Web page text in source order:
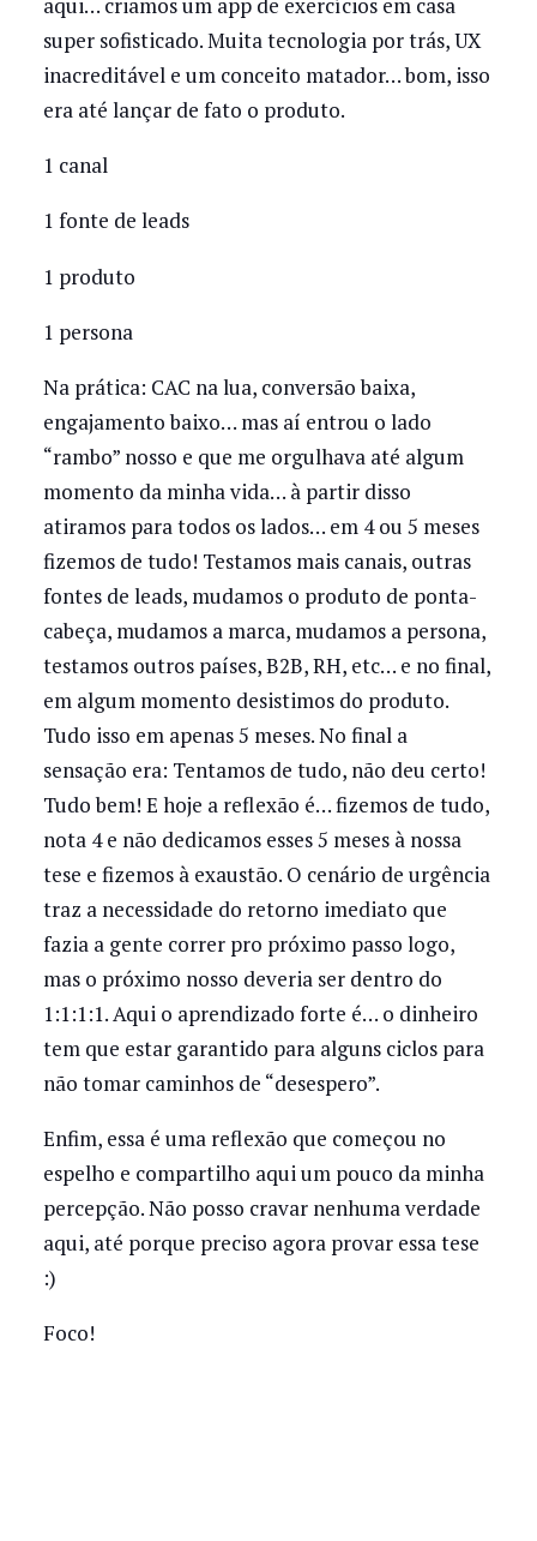
aqui… criamos um app de exercícios em casa
super sofisticado. Muita tecnologia por trás, UX
inacreditável e um conceito matador… bom, isso
era até lançar de fato o produto.
1 canal
1 fonte de leads
1 produto
1 persona
Na prática: CAC na lua, conversão baixa,
engajamento baixo… mas aí entrou o lado
“rambo” nosso e que me orgulhava até algum
momento da minha vida… à partir disso
atiramos para todos os lados… em 4 ou 5 meses
fizemos de tudo! Testamos mais canais, outras
fontes de leads, mudamos o produto de ponta-
cabeça, mudamos a marca, mudamos a persona,
testamos outros países, B2B, RH, etc… e no final,
em algum momento desistimos do produto.
Tudo isso em apenas 5 meses. No final a
sensação era: Tentamos de tudo, não deu certo!
Tudo bem! E hoje a reflexão é… fizemos de tudo,
nota 4 e não dedicamos esses 5 meses à nossa
tese e fizemos à exaustão. O cenário de urgência
traz a necessidade do retorno imediato que
fazia a gente correr pro próximo passo logo,
mas o próximo nosso deveria ser dentro do
1:1:1:1. Aqui o aprendizado forte é… o dinheiro
tem que estar garantido para alguns ciclos para
não tomar caminhos de “desespero”.
Enfim, essa é uma reflexão que começou no
espelho e compartilho aqui um pouco da minha
percepção. Não posso cravar nenhuma verdade
aqui, até porque preciso agora provar essa tese
:)
Foco!